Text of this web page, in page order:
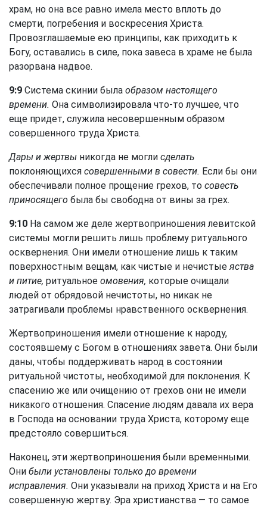
храм, но она все равно имела место вплоть до
смерти, погребения и воскресения Христа.
Провозглашаемые ею принципы, как приходить к
Богу, оставались в силе, пока завеса в храме не была
разорвана надвое.
9:9 Система скинии была образом настоящего
времени. Она символизировала что-то лучшее, что
еще придет, служила несовершенным образом
совершенного труда Христа.
Дары и жертвы никогда не могли сделать
поклоняющихся совершенными в совести. Если бы они
обеспечивали полное прощение грехов, то совесть
приносящего была бы свободна от вины за грех.
9:10 На самом же деле жертвоприношения левитской
системы могли решить лишь проблему ритуального
осквернения. Они имели отношение лишь к таким
поверхностным вещам, как чистые и нечистыеяства
и питие, ритуальное омовения, которые очищали
людей от обрядовой нечистоты, но никак не
затрагивали проблемы нравственного осквернения.
Жертвоприношения имели отношение к народу,
состоявшему с Богом в отношениях завета. Они были
даны, чтобы поддерживать народ в состоянии
ритуальной чистоты, необходимой для поклонения. К
спасению же или очищению от грехов они не имели
никакого отношения. Спасение людям давала их вера
в Господа на основании труда Христа, которому еще
предстояло совершиться.
Наконец, эти жертвоприношения были временными.
Они были установлены только до времени
исправления. Они указывали на приход Христа и на Его
совершенную жертву. Эра христианства — то самое